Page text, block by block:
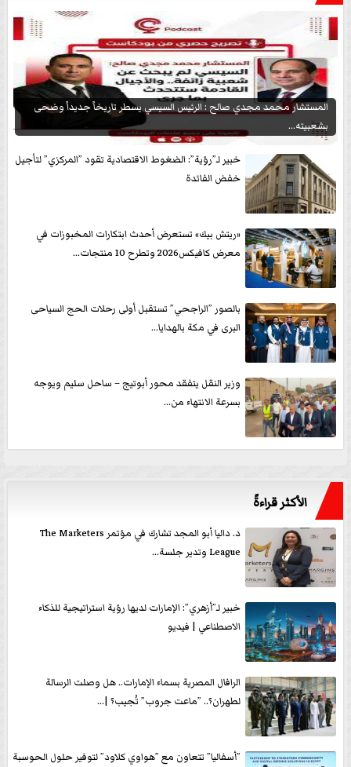
المستشار محمد مجدي صالح : الرئيس السيسي يسطر تاريخاً جديداً وضحى
بشعبيته...
خبير لـ”رؤية”: الضغوط الاقتصادية تقود ”المركزي” لتأجيل
خفض الفائدة
«ريتش بيك» تستعرض أحدث ابتكارات المخبوزات في
معرض كافيكس2026 وتطرح 10 منتجات...
بالصور ”الراجحي” تستقبل أولى رحلات الحج السياحى
البرى في مكة بالهدايا...
وزير النقل يتفقد محور أبوتيج – ساحل سليم ويوجه
بسرعة الانتهاء من...
الأكثر قراءةً
د. داليا أبو المجد تشارك في مؤتمر The Marketers
League وتدير جلسة...
خبير لـ”أزهري”: الإمارات لديها رؤية استراتيجية للذكاء
الاصطناعي | فيديو
الرافال المصرية بسماء الإمارات.. هل وصلت الرسالة
لطهران؟.. ”ماعت جروب” تُجيب؟ |...
”أسفاليا” تتعاون مع ”هواوي كلاود” لتوفير حلول الحوسبة